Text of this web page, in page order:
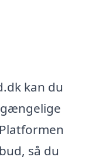
kan du
så du